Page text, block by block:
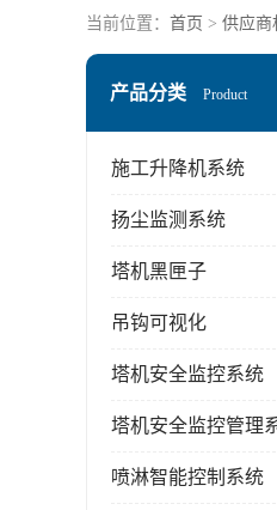
当前位置： 首页 > 供应商
产品分类 Product
施工升降机系统
扬尘监测系统
塔机黑匣子
吊钩可视化
塔机安全监控系统
塔机安全监控管理
喷淋智能控制系统